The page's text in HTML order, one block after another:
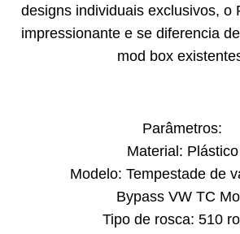
designs individuais exclusivos, o
impressionante e se diferencia
mod box
Parâmetros:
Material: Plástico
Modelo: Tempestade de
Bypass VW TC
Tipo de rosca: 510